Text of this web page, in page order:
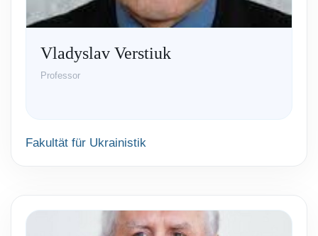
Vladyslav Verstiuk
Professor
Fakultät für Ukrainistik